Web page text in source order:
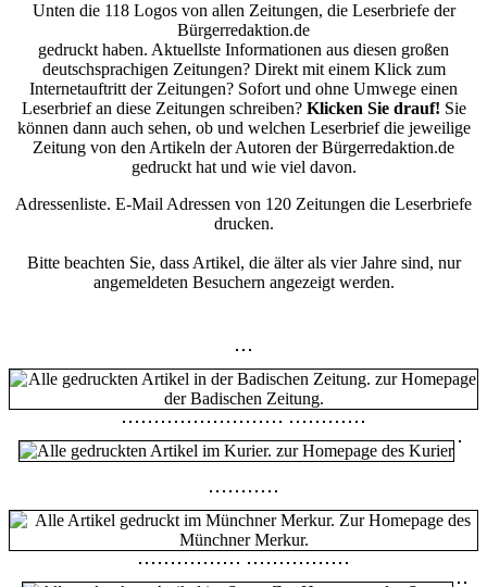
Unten die 118 Logos von allen Zeitungen, die Leserbriefe der
Bürgerredaktion.de
gedruckt haben. Aktuellste Informationen aus diesen großen
deutschsprachigen Zeitungen? Direkt mit einem Klick zum
Internetauftritt der Zeitungen? Sofort und ohne Umwege einen
Leserbrief an diese Zeitungen schreiben? Klicken Sie drauf! Sie
können dann auch sehen, ob und welchen Leserbrief die jeweilige
Zeitung von den Artikeln der Autoren der Bürgerredaktion.de
gedruckt hat und wie viel davon.
Adressenliste. E-Mail Adressen von 120 Zeitungen die Leserbriefe
drucken.
Bitte beachten Sie, dass Artikel, die älter als vier Jahre sind, nur
angemeldeten Besuchern angezeigt werden.